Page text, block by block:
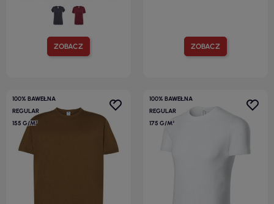
ZOBACZ ZOBACZ
100% BAWEŁNA
REGULAR
155 G/M²
100% BAWEŁNA
REGULAR
175 G/M²